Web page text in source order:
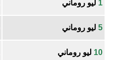
1 ليو روماني
5 ليو روماني
10 ليو روماني